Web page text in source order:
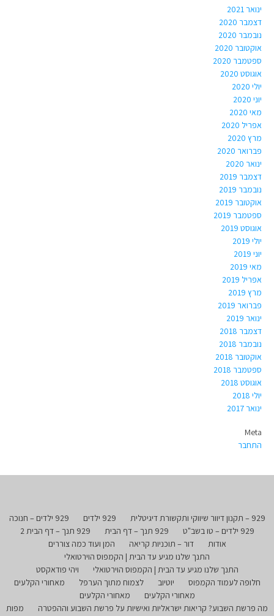
ינואר 2021
דצמבר 2020
נובמבר 2020
אוקטובר 2020
ספטמבר 2020
אוגוסט 2020
יולי 2020
יוני 2020
מאי 2020
אפריל 2020
מרץ 2020
פברואר 2020
ינואר 2020
דצמבר 2019
נובמבר 2019
אוקטובר 2019
ספטמבר 2019
אוגוסט 2019
יולי 2019
יוני 2019
מאי 2019
אפריל 2019
מרץ 2019
פברואר 2019
ינואר 2019
דצמבר 2018
נובמבר 2018
אוקטובר 2018
ספטמבר 2018
אוגוסט 2018
יולי 2018
ינואר 2017
Meta
התחבר
929 – תקנון דיוור שיווקי ותקשורת דיגיטלית 929 ילדים
929 ילדים – חנוכה
929 ילדים – טו בשב"ט
929 תנך – דף הבית
929 תנך – דף הבית 2
אודות
דור – תוכניות קריאה
המן ועוד כמה צוררים
התנך שלנו מגיע עד הבית | הקמפוס הוירטואלי
התנך שלנו מגיע עד הבית | הקמפוס הוירטואלי
ויהי פודאקסט
חלופה לעמוד הקמפוס
יוטיוב לצמוח מתוך הערפל
מאחורי הקלעים
מאחורי הקלעים
מאחורי הקלעים
מה פרשת השבוע? קריאות ישראליות ואישיות על פרשת השבוע וההפטרה
מפות